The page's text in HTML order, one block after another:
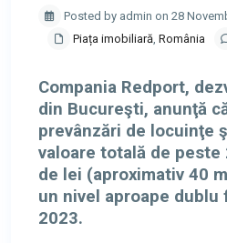
Posted by admin on 28
Piața imobiliară, România
Compania Redport,
din Bucureşti, anunţă
prevânzări de locuinţe
valoare totală de peste
de lei (aproximativ 40
un nivel aproape dublu
2023.